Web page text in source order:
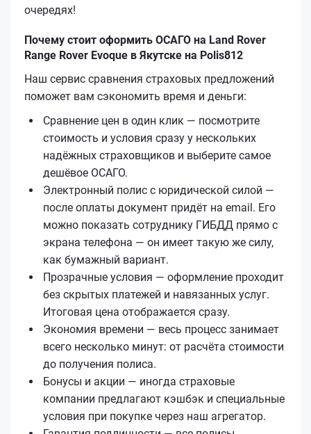
очередях!
Почему стоит оформить ОСАГО на Land Rover
Range Rover Evoque в Якутске на Polis812
Наш сервис сравнения страховых предложений
поможет вам сэкономить время и деньги:
Сравнение цен в один клик — посмотрите
стоимость и условия сразу у нескольких
надёжных страховщиков и выберите самое
дешёвое ОСАГО.
Электронный полис с юридической силой —
после оплаты документ придёт на email. Его
можно показать сотруднику ГИБДД прямо с
экрана телефона — он имеет такую же силу,
как бумажный вариант.
Прозрачные условия — оформление проходит
без скрытых платежей и навязанных услуг.
Итоговая цена отображается сразу.
Экономия времени — весь процесс занимает
всего несколько минут: от расчёта стоимости
до получения полиса.
Бонусы и акции — иногда страховые
компании предлагают кэшбэк и специальные
условия при покупке через наш агрегатор.